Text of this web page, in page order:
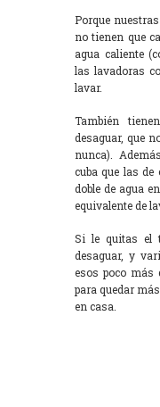
Porque
no tienen que
agua caliente
las lavadoras
lavar.
También
desaguar, que
nunca).
cuba que las
doble de agua
equivalente de
Si le quitas el
desaguar, y
esos poco más
para quedar
en casa.